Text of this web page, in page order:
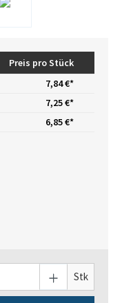
Preis pro Stück
7,84 €*
7,25 €*
6,85 €*
Stk